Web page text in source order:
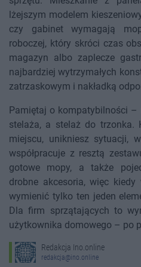
lżejszym modelem
czy gabinet wymagają
roboczej, który skróci czas
magazyn albo zaplecze
najbardziej wytrzymałych
zatrzaskowym i nakładką
Pamiętaj o kompatybilności –
stelaża, a stelaż do trzonka.
miejscu, unikniesz sytuacji,
współpracuje z resztą
gotowe mopy, a także
drobne akcesoria, więc kiedy
wymienić tylko ten jeden
Dla firm sprzątających to
użytkownika domowego – po
Redakcja Ino.online
redakcja@ino.online